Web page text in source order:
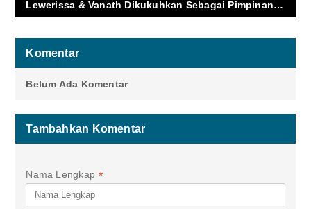
Lewerissa & Vanath Dikukuhkan Sebagai Pimpinan Adat Dibumi Raja-Raja
Komentar
Belum Ada Komentar
Tambahkan Komentar
Nama Lengkap *